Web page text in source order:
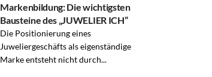
Markenbildung: Die wichtigsten
Bausteine des „JUWELIER ICH”
Die Positionierung eines
Juweliergeschäfts als eigenständige
Marke entsteht nicht durch...